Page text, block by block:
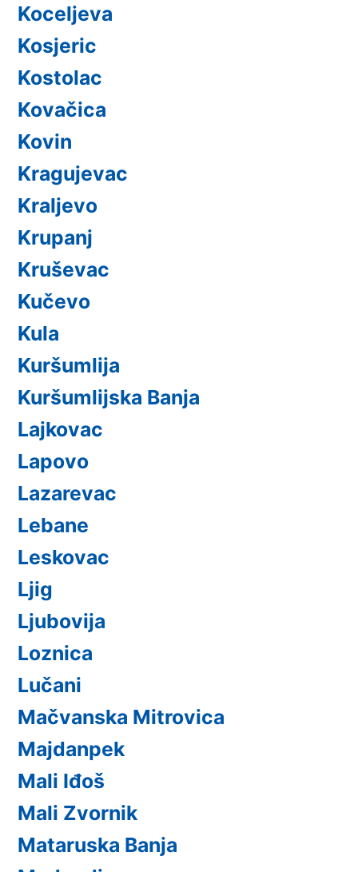
Koceljeva
Kosjeric
Kostolac
Kovačica
Kovin
Kragujevac
Kraljevo
Krupanj
Kruševac
Kučevo
Kula
Kuršumlija
Kuršumlijska Banja
Lajkovac
Lapovo
Lazarevac
Lebane
Leskovac
Ljig
Ljubovija
Loznica
Lučani
Mačvanska Mitrovica
Majdanpek
Mali Iđoš
Mali Zvornik
Mataruska Banja